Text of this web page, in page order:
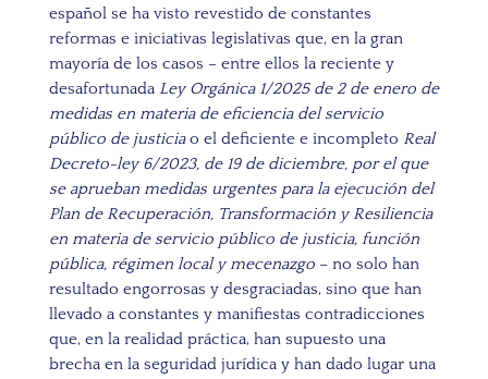
español se ha visto revestido de constantes
reformas e iniciativas legislativas que, en la gran
mayoría de los casos – entre ellos la reciente y
desafortunada Ley Orgánica 1/2025 de 2 de enero de
medidas en materia de eficiencia del servicio
público de justiciao el deficiente e incompleto Real
Decreto-ley 6/2023, de 19 de diciembre, por el que
se aprueban medidas urgentes para la ejecución del
Plan de Recuperación, Transformación y Resiliencia
en materia de servicio público de justicia, función
pública, régimen local y mecenazgo– no solo han
resultado engorrosas y desgraciadas, sino que han
llevado a constantes y manifiestas contradicciones
que, en la realidad práctica, han supuesto una
brecha en la seguridad jurídica y han dado lugar una